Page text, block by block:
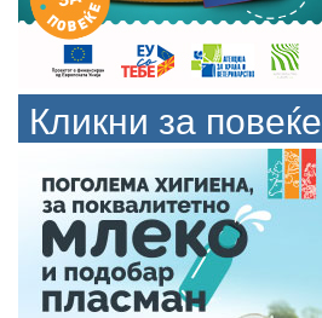
Кликни за повеќе